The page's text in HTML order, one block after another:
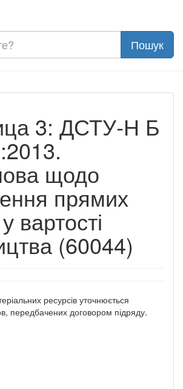
3: ДСТУ-Н Б
щодо
прямих
вартості
(60044)
ресурсів уточнюється
передбачених договором підряду.